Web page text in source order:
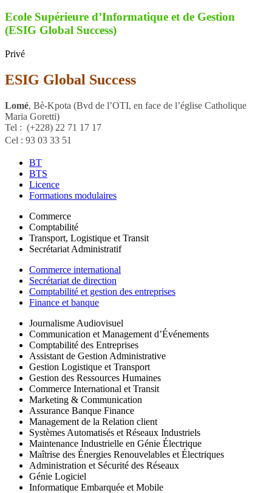
Ecole Supérieure d’Informatique et de Gestion
(ESIG Global Success)
Privé
ESIG Global Success
Lomé, Bè-Kpota (Bvd de l’OTI, en face de l’église Catholique
Maria Goretti)
Tel : (+228) 22 71 17 17
Cel : 93 03 33 51
BT
BTS
Licence
Formations modulaires
Commerce
Comptabilité
Transport, Logistique et Transit
Secrétariat Administratif
Commerce international
Secrétariat de direction
Comptabilité et gestion des entreprises
Finance et banque
Journalisme Audiovisuel
Communication et Management d’Événements
Comptabilité des Entreprises
Assistant de Gestion Administrative
Gestion Logistique et Transport
Gestion des Ressources Humaines
Commerce International et Transit
Marketing & Communication
Assurance Banque Finance
Management de la Relation client
Systèmes Automatisés et Réseaux Industriels
Maintenance Industrielle en Génie Électrique
Maîtrise des Énergies Renouvelables et Électriques
Administration et Sécurité des Réseaux
Génie Logiciel
Informatique Embarquée et Mobile